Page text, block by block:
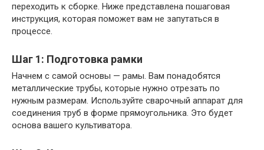
переходить к сборке. Ниже представлена пошаговая
инструкция, которая поможет вам не запутаться в
процессе.
Шаг 1: Подготовка рамки
Начнем с самой основы — рамы. Вам понадобятся
металлические трубы, которые нужно отрезать по
нужным размерам. Используйте сварочный аппарат для
соединения труб в форме прямоугольника. Это будет
основа вашего культиватора.